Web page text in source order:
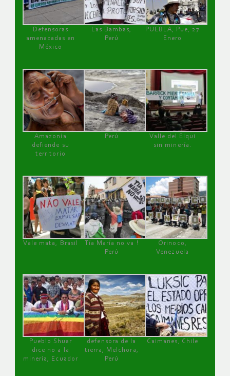
Defensoras
amenazadas en
México
Las Bambas,
Perú
PUEBLA, Pue, 27
Enero
Amazonía
defiende su
territorio
Perú
Valle del Elqui
sin minería.
Vale mata, Brasil
Tía María no va !
Perú
Orinoco,
Venezuela
Pueblo Shuar
dice no a la
minería, Ecuador
defensora de la
tierra, Melchora,
Perú
Caimanes, Chile